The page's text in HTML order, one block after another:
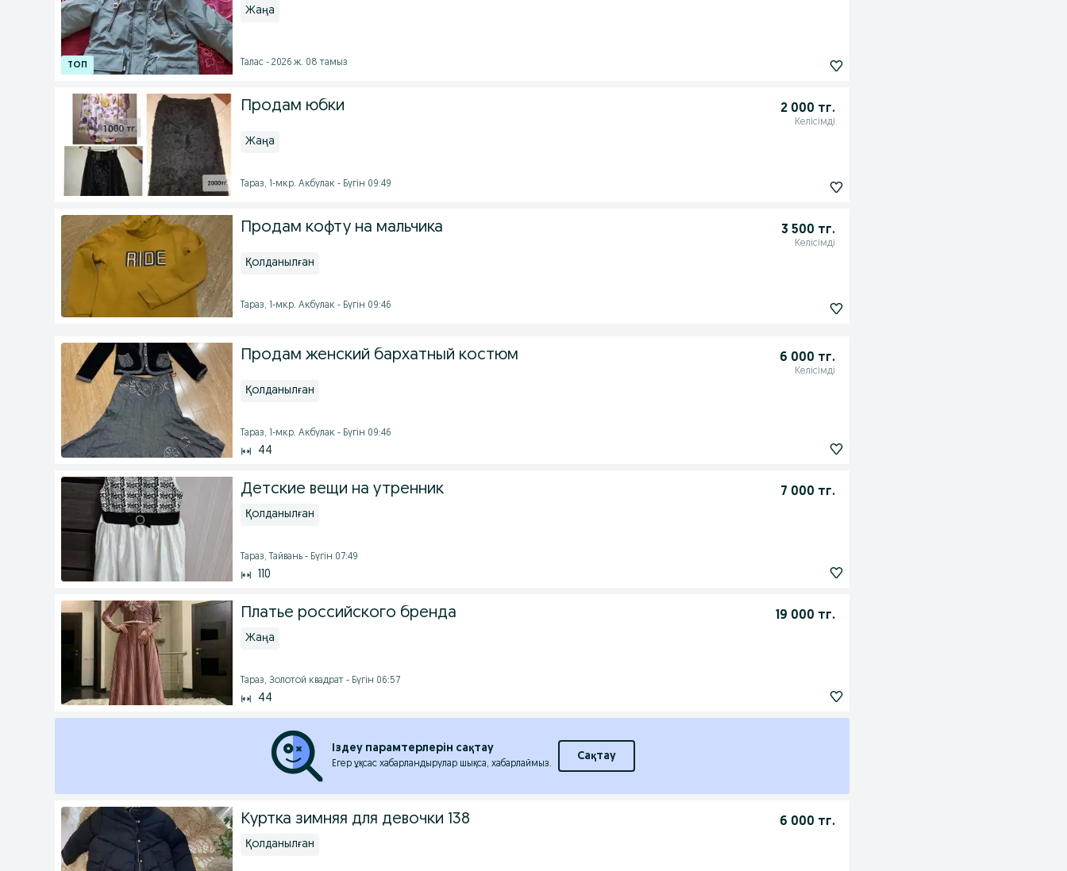
Жаңа
Талас - 2026 ж. 08 тамыз
Продам юбки 2 000 тг.
Келісімді
Жаңа
Тараз, 1-мкр. Акбулак - Бүгін 09:49
Продам кофту на мальчика 3 500 тг.
Келісімді
Қолданылған
Тараз, 1-мкр. Акбулак - Бүгін 09:46
Продам женский бархатный костюм 6 000 тг.
Келісімді
Қолданылған
Тараз, 1-мкр. Акбулак - Бүгін 09:46
44
Детские вещи на утренник 7 000 тг.
Қолданылған
Тараз, Тайвань - Бүгін 07:49
110
Платье российского бренда 19 000 тг.
Жаңа
Тараз, Золотой квадрат - Бүгін 06:57
44
Іздеу парамтерлерін сақтау
Егер ұқсас хабарландырулар шықса, хабарлаймыз.
Сақтау
Куртка зимняя для девочки 138 6 000 тг.
Қолданылған